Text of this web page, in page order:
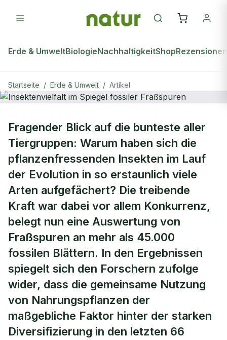
Erde & UmweltBiologieNachhaltigkeitShopRezensionen
Startseite / Erde & Umwelt / Artikel
Insektenvielfalt im Spiegel fossiler
Fraßspuren
Fragender Blick auf die bunteste aller
Tiergruppen: Warum haben sich die
pflanzenfressenden Insekten im Lauf
der Evolution in so erstaunlich viele
Arten aufgefächert? Die treibende
Kraft war dabei vor allem Konkurrenz,
belegt nun eine Auswertung von
Fraßspuren an mehr als 45.000
fossilen Blättern. In den Ergebnissen
spiegelt sich den Forschern zufolge
wider, dass die gemeinsame Nutzung
von Nahrungspflanzen der
maßgebliche Faktor hinter der starken
Diversifizierung in den letzten 66